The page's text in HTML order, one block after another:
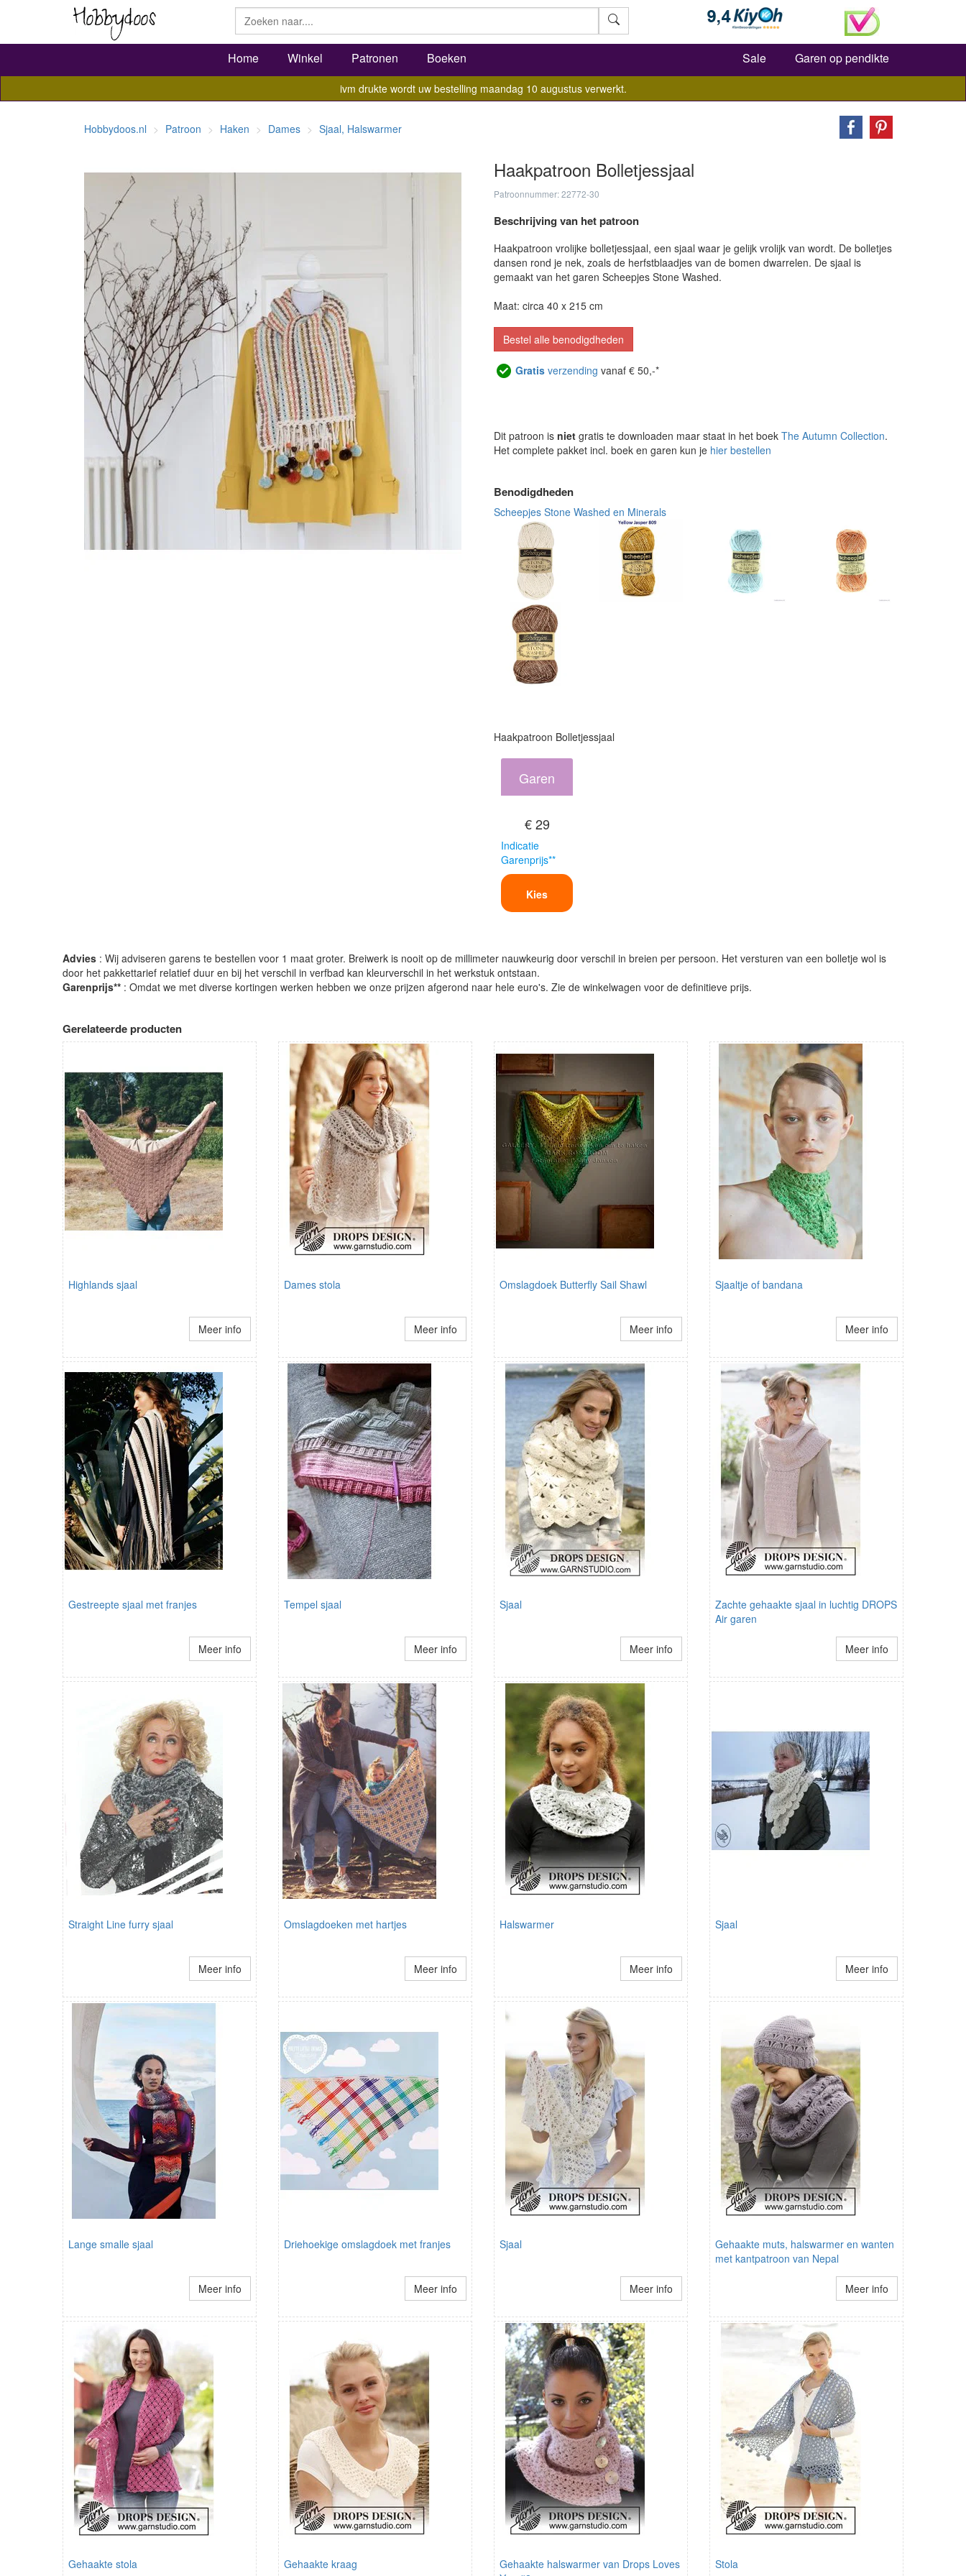
Zoeken
Home Winkel Patronen Boeken Sale Garen op pendikte
ivm drukte wordt uw bestelling maandag 10 augustus verwerkt.
Hobbydoos.nl Patroon Haken Dames Sjaal, Halswarmer
Haakpatroon Bolletjessjaal
Patroonnummer: 22772-30
Beschrijving van het patroon
Haakpatroon vrolijke bolletjessjaal, een sjaal waar je gelijk vrolijk van wordt. De bolletjes
dansen rond je nek, zoals de herfstblaadjes van de bomen dwarrelen. De sjaal is
gemaakt van het garen Scheepjes Stone Washed.
Maat: circa 40 x 215 cm
Bestel alle benodigdheden
Gratis verzending vanaf € 50,-*
Dit patroon is niet gratis te downloaden maar staat in het boek The Autumn Collection.
Het complete pakket incl. boek en garen kun je hier bestellen
Benodigdheden
Scheepjes Stone Washed en Minerals
Haakpatroon Bolletjessjaal
Garen
€ 29
Indicatie
Garenprijs**
Kies
Advies : Wij adviseren garens te bestellen voor 1 maat groter. Breiwerk is nooit op de millimeter nauwkeurig door verschil in breien per persoon. Het versturen van een bolletje wol is
door het pakkettarief relatief duur en bij het verschil in verfbad kan kleurverschil in het werkstuk ontstaan.
Garenprijs** : Omdat we met diverse kortingen werken hebben we onze prijzen afgerond naar hele euro's. Zie de winkelwagen voor de definitieve prijs.
Gerelateerde producten
Highlands sjaal
Meer info
Dames stola
Meer info
Omslagdoek Butterfly Sail Shawl
Meer info
Sjaaltje of bandana
Meer info
Gestreepte sjaal met franjes
Meer info
Tempel sjaal
Meer info
Sjaal
Meer info
Zachte gehaakte sjaal in luchtig DROPS
Air garen
Meer info
Straight Line furry sjaal
Meer info
Omslagdoeken met hartjes
Meer info
Halswarmer
Meer info
Sjaal
Meer info
Lange smalle sjaal
Meer info
Driehoekige omslagdoek met franjes
Meer info
Sjaal
Meer info
Gehaakte muts, halswarmer en wanten
met kantpatroon van Nepal
Meer info
Gehaakte stola Gehaakte kraag
Gehaakte halswarmer van Drops Loves
Stola